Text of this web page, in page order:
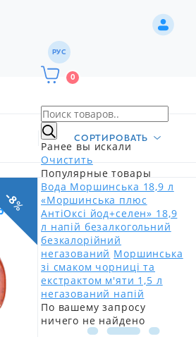
РУС
0
Ранее вы искали
Очистить
Популярные товары
Вода Моршинська 18,9 л
«Моршинська плюс
АнтіОксі йод+селен» 18,9
л напій безалкогольний
безкалорійний
негазований Моршинська
зі смаком чорниці та
екстрактом м'яти 1,5 л
негазований напій
По вашему запросу
ничего не найдено
СОРТИРОВАТЬ
-8%